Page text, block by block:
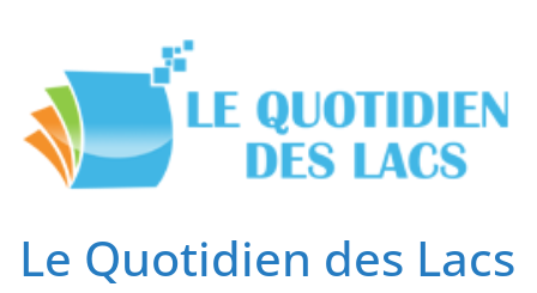
contenu
Le Quotidien des Lacs